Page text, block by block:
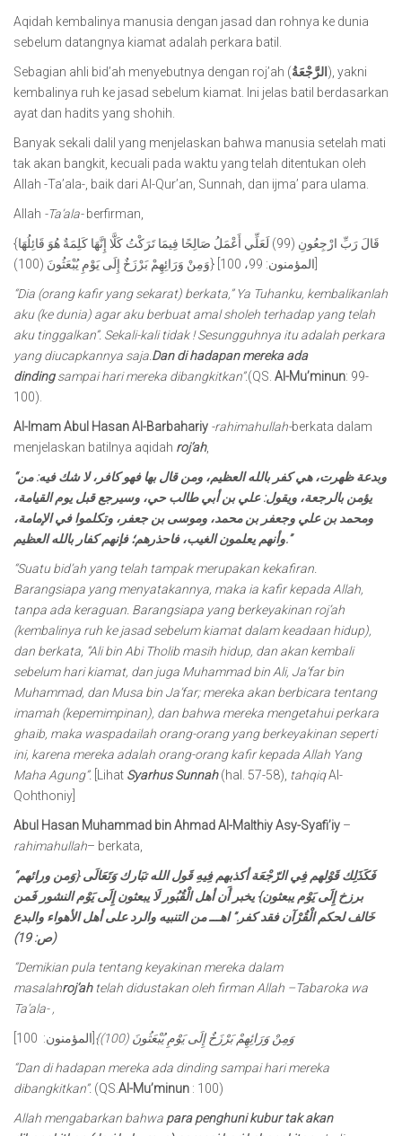
Aqidah kembalinya manusia dengan jasad dan rohnya ke dunia
sebelum datangnya kiamat adalah perkara batil.
Sebagian ahli bid’ah menyebutnya dengan roj’ah (الرَّجْعَةُ ), yakni
kembalinya ruh ke jasad sebelum kiamat. Ini jelas batil berdasarkan
ayat dan hadits yang shohih.
Banyak sekali dalil yang menjelaskan bahwa manusia setelah mati
tak akan bangkit, kecuali pada waktu yang telah ditentukan oleh
Allah -Ta’ala-, baik dari Al-Qur’an, Sunnah, dan ijma’ para ulama.
Allah -Ta’ala-berfirman,
{قَالَ رَبِّ ارْجِعُونِ (99) لَعَلِّي أَعْمَلُ صَالِحًا فِيمَا تَرَكْتُ كَلَّا إِنَّهَا كَلِمَةٌ هُوَ قَائِلُهَا
“Dia (orang kafir yang sekarat) berkata,” Ya Tuhanku, kembalikanlah
aku (ke dunia) agar aku berbuat amal sholeh terhadap yang telah
aku tinggalkan”. Sekali-kali tidak ! Sesungguhnya itu adalah perkara
yang diucapkannya saja. Dan di hadapan mereka ada
dindingsampai hari mereka dibangkitkan”.(QS. Al-Mu’minun: 99-
100).
Al-Imam Abul Hasan Al-Barbahariy -rahimahullah-berkata dalam
menjelaskan batilnya aqidah roj’ah,
“وبدعة ظهرت، هي كفر بالله العظيم، ومن قال بها فهو كافر، لا شك فيه: من
يؤمن بالرجعة، ويقول: علي بن أبي طالب حي، وسيرجع قبل يوم القيامة،
ومحمد بن علي وجعفر بن محمد، وموسى بن جعفر، وتكلموا في الإمامة،
وأنهم يعلمون الغيب، فاحذرهم؛ فإنهم كفار بالله العظيم.”
“Suatu bid’ah yang telah tampak merupakan kekafiran.
Barangsiapa yang menyatakannya, maka ia kafir kepada Allah,
tanpa ada keraguan. Barangsiapa yang berkeyakinan roj’ah
(kembalinya ruh ke jasad sebelum kiamat dalam keadaan hidup),
dan berkata, “Ali bin Abi Tholib masih hidup, dan akan kembali
sebelum hari kiamat, dan juga Muhammad bin Ali, Ja’far bin
Muhammad, dan Musa bin Ja’far; mereka akan berbicara tentang
imamah (kepemimpinan), dan bahwa mereka mengetahui perkara
ghaib, maka waspadailah orang-orang yang berkeyakinan seperti
ini, karena mereka adalah orang-orang kafir kepada Allah Yang
Maha Agung”. [Lihat Syarhus Sunnah(hal. 57-58), tahqiqAl-
Qohthoniy]
Abul Hasan Muhammad bin Ahmad Al-Malthiy Asy-Syafi’iy –
rahimahullah– berkata,
“فَكَذَلِك قَوْلهم فِي الرّجْعَة أكذبهم فِيهِ قَول الله تبَارك وَتَعَالَى {وَمن ورائهم
برزخ إِلَى يَوْم يبعثون} يخبر أَن أهل الْقُبُور لَا يبعثون إِلَى يَوْم النشور فَمن
خَالف لحكم الْقُرْآن فقد كفر.” اهـــ من التنبيه والرد على أهل الأهواء والبدع
(ص: 19)
“Demikian pula tentang keyakinan mereka dalam
masalahroj’ahtelah didustakan oleh firman Allah –Tabaroka wa
Ta’ala- ,
وَمِنْ وَرَائِهِمْ بَرْزَخٌ إِلَى يَوْمِ يُبْعَثُونَ (100)} [المؤمنون: 100]
“Dan di hadapan mereka ada dinding sampai hari mereka
dibangkitkan”. (QS. Al-Mu’minun : 100)
Allah mengabarkan bahwa para penghuni kubur tak akan